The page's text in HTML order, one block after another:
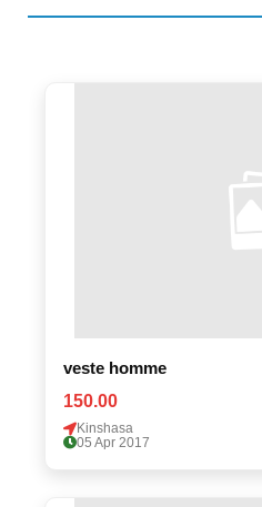
veste homme
150.00
Kinshasa
05 Apr 2017